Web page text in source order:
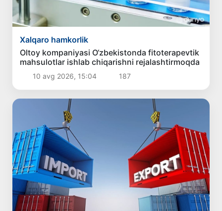
Xalqaro hamkorlik
Oltoy kompaniyasi O‘zbekistonda fitoterapevtik
mahsulotlar ishlab chiqarishni rejalashtirmoqda
10 avg 2026, 15:04 187